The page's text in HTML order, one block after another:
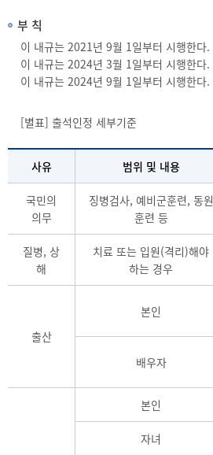
부 칙
이 내규는 2021년 9월 1일부터 시행한다.
이 내규는 2024년 3월 1일부터 시행한다.
이 내규는 2024년 9월 1일부터 시행한다.
[별표] 출석인정 세부기준
사유 범위 및 내용
국민의
의무
징병검사, 예비군훈련, 동원
훈련 등
질병, 상
해
치료 또는 입원(격리)해야
하는 경우
출산
본인
배우자
본인
자녀